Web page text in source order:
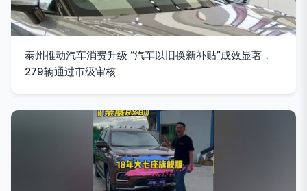
泰州推动汽车消费升级 “汽车以旧换新补贴”成效显著，
279辆通过市级审核